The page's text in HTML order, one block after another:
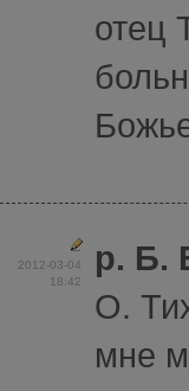
отец
2012-03-04
18:42
р. Б.
О.
мне